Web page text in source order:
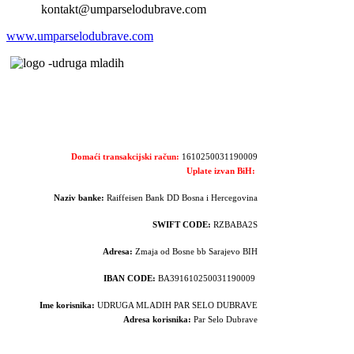
kontakt@umparselodubrave.com
www.umparselodubrave.com
Domaći transakcijski račun: 1610250031190009
Uplate izvan BiH:
Naziv banke: Raiffeisen Bank DD Bosna i Hercegovina
SWIFT CODE: RZBABA2S
Adresa:Zmaja od Bosne bb Sarajevo BIH
IBAN CODE: BA391610250031190009
Ime korisnika: UDRUGA MLADIH PAR SELO DUBRAVE
Adresa korisnika: Par Selo Dubrave